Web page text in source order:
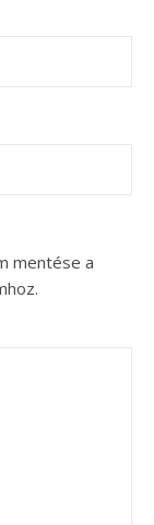
mentése a